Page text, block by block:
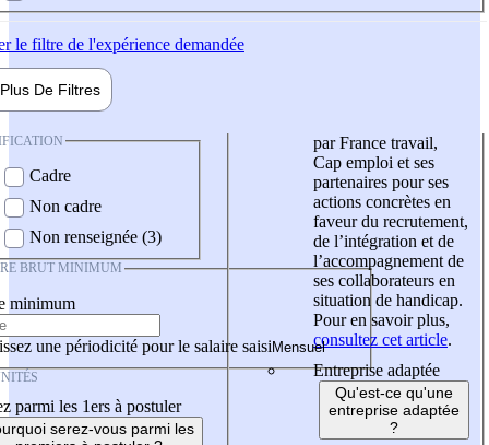
le filtre de l'expérience demandée
Plus De Filtres
Cadre
Non cadre
Non renseignée (3)
BRUT MINIMUM
minimum
une périodicité pour le salaire saisi
parmi les 1ers à postuler
serez-vous parmi les
par France travail,
Cap emploi et ses
partenaires pour ses
actions concrètes en
faveur du recrutement,
de l’intégration et de
l’accompagnement de
ses collaborateurs en
situation de handicap.
Pour en savoir plus,
consultez cet article.
Entreprise adaptée
Qu'est-ce qu'une
entreprise adaptée
?